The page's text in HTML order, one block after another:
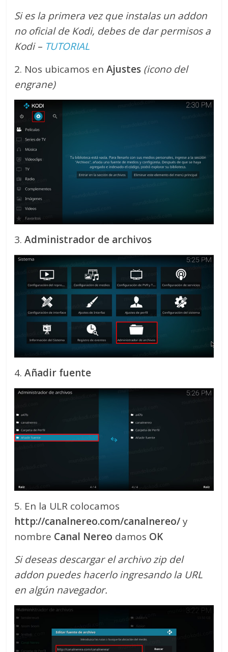
Si es la primera vez que instalas un addon
no oficial de Kodi, debes de dar permisos a
Kodi – TUTORIAL
2. Nos ubicamos enAjustes (icono del
engrane)
3.Administrador de archivos
4.Añadir fuente
5. En la ULR colocamos
http://canalnereo.com/canalnereo/y
nombre Canal Nereo damos OK
Si deseas descargar el archivo zip del
addon puedes hacerlo ingresando la URL
en algún navegador.